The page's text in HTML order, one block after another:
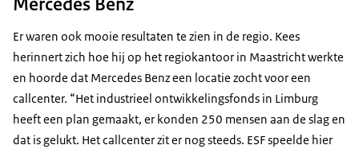
Er waren ook mooie resultaten te zien in de regio. Kees
herinnert zich hoe hij op het regiokantoor in Maastricht werkte
en hoorde dat Mercedes Benz een locatie zocht voor een
callcenter. “Het industrieel ontwikkelingsfonds in Limburg
heeft een plan gemaakt, er konden 250 mensen aan de slag en
dat is gelukt. Het callcenter zit er nog steeds. ESF speelde hier